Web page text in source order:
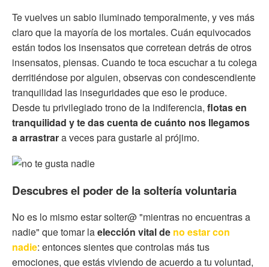
Te vuelves un sabio iluminado temporalmente, y ves más
claro que la mayoría de los mortales. Cuán equivocados
están todos los insensatos que corretean detrás de otros
insensatos, piensas. Cuando te toca escuchar a tu colega
derritiéndose por alguien, observas con condescendiente
tranquilidad las inseguridades que eso le produce.
Desde tu privilegiado trono de la indiferencia, flotas en
tranquilidad y te das cuenta decuánto nos llegamos
a arrastrara veces para gustarle al prójimo.
Descubres el poder de la soltería voluntaria
No es lo mismo estar solter@ "mientras no encuentras a
nadie" que tomar laelección vital de no estar con
nadie: entonces sientes que controlas más tus
emociones, que estás viviendo de acuerdo a tu voluntad,